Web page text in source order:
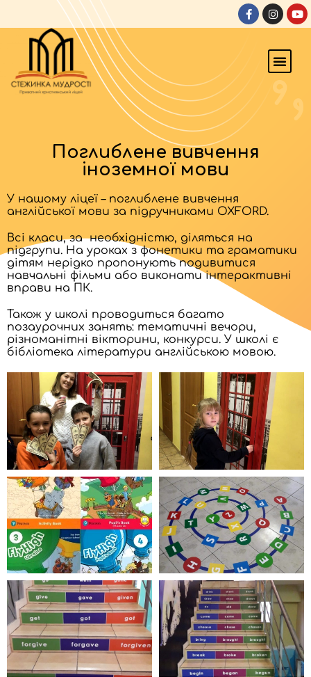
Поглиблене вивчення
іноземної мови
У нашому ліцеї – поглиблене вивчення
англійської мови за підручниками OXFORD.
Всі класи, за необхідністю, діляться на
підгрупи. На уроках з фонетики та граматики
дітям нерідко пропонують подивитися
навчальні фільми або виконати інтерактивні
вправи на ПК.
Також у школі проводиться багато
позаурочних занять: тематичні вечори,
різноманітні вікторини, конкурси. У школі є
бібліотека літератури англійською мовою.